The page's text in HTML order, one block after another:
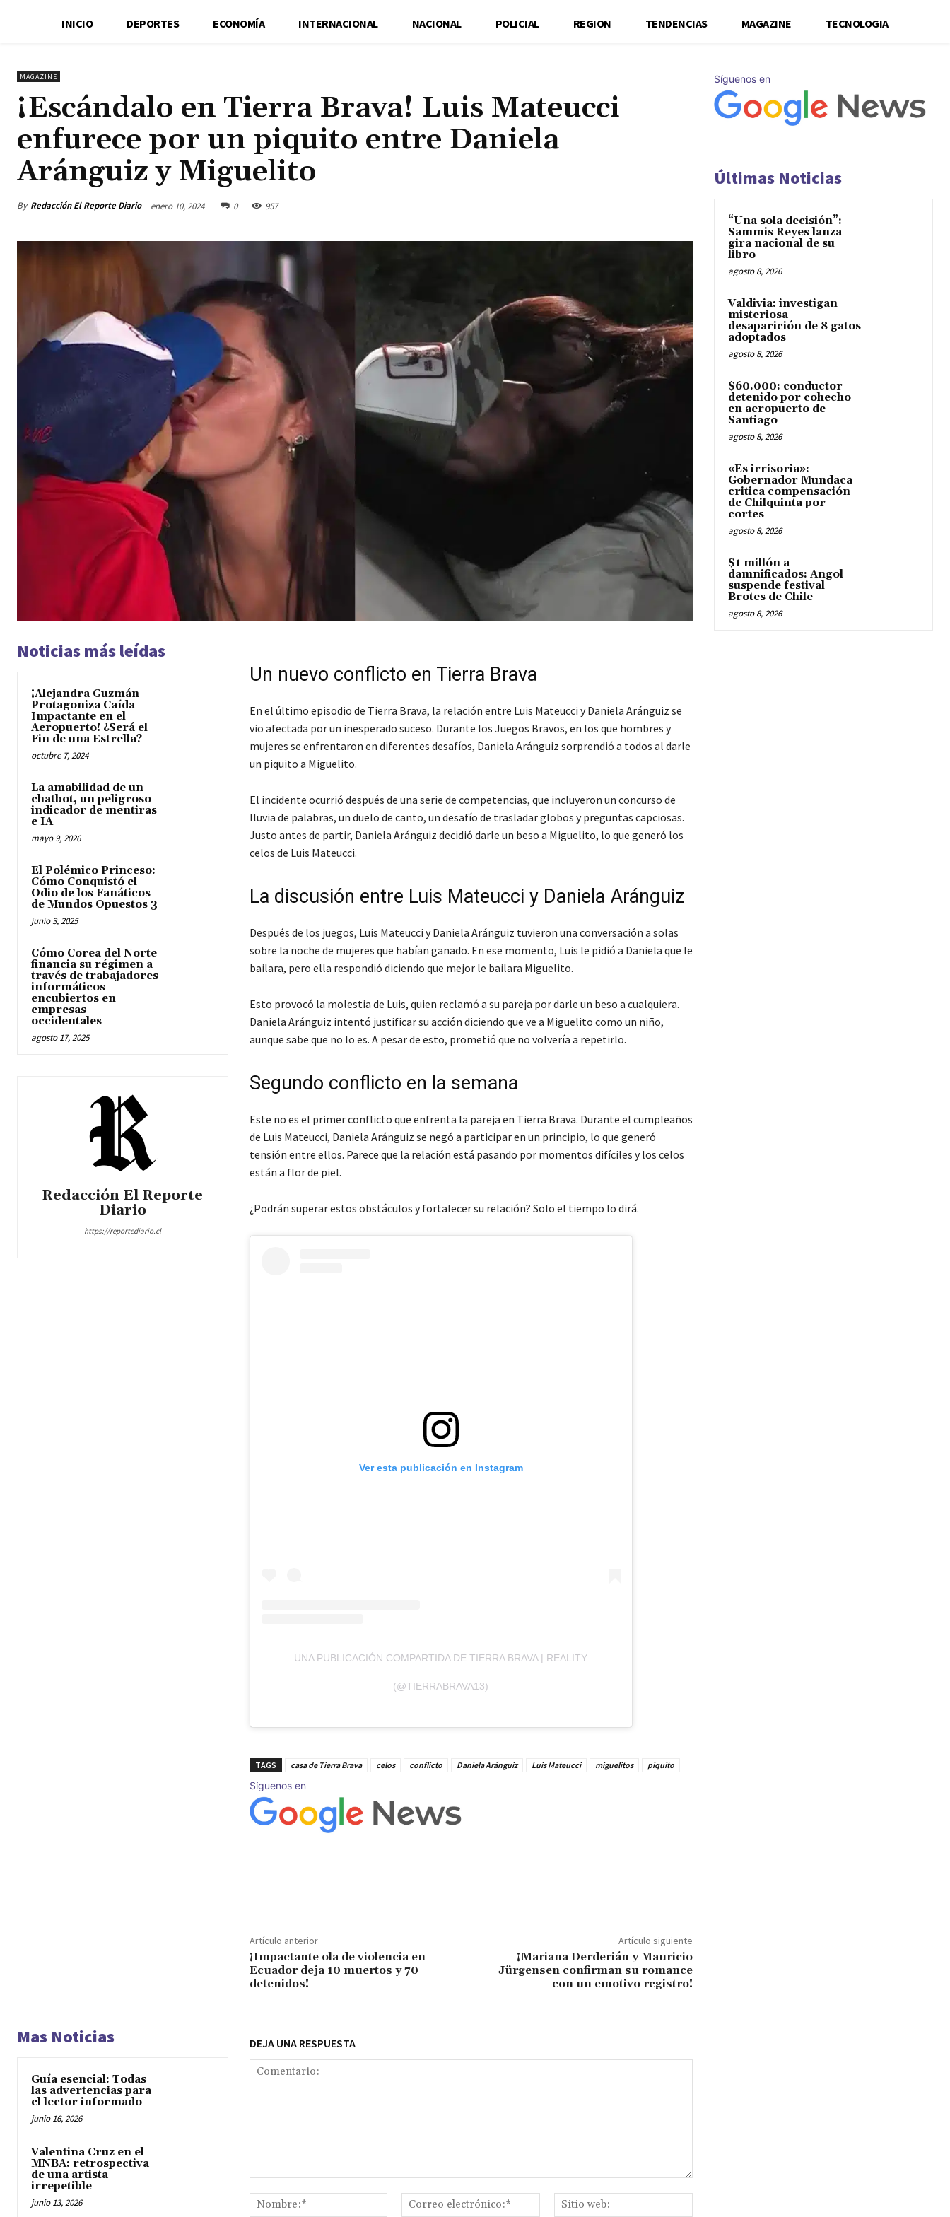
INICIO DEPORTES ECONOMÍA INTERNACIONAL NACIONAL POLICIAL REGION TENDENCIAS MAGAZINE TECNOLOGIA
MAGAZINE
¡Escándalo en Tierra Brava! Luis Mateucci
enfurece por un piquito entre Daniela
Aránguiz y Miguelito
By Redacción El Reporte Diario enero 10, 2024 0 957
Noticias más leídas
¡Alejandra Guzmán
Protagoniza Caída
Impactante en el
Aeropuerto! ¿Será el
Fin de una Estrella?
octubre 7, 2024
La amabilidad de un
chatbot, un peligroso
indicador de mentiras
e IA
mayo 9, 2026
El Polémico Princeso:
Cómo Conquistó el
Odio de los Fanáticos
de Mundos Opuestos 3
junio 3, 2025
Cómo Corea del Norte
financia su régimen a
través de trabajadores
informáticos
encubiertos en
empresas
occidentales
agosto 17, 2025
Redacción El Reporte
Diario
https://reportediario.cl
Un nuevo conflicto en Tierra Brava
En el último episodio de Tierra Brava, la relación entre Luis Mateucci y Daniela Aránguiz se
vio afectada por un inesperado suceso. Durante los Juegos Bravos, en los que hombres y
mujeres se enfrentaron en diferentes desafíos, Daniela Aránguiz sorprendió a todos al darle
un piquito a Miguelito.
El incidente ocurrió después de una serie de competencias, que incluyeron un concurso de
lluvia de palabras, un duelo de canto, un desafío de trasladar globos y preguntas capciosas.
Justo antes de partir, Daniela Aránguiz decidió darle un beso a Miguelito, lo que generó los
celos de Luis Mateucci.
La discusión entre Luis Mateucci y Daniela Aránguiz
Después de los juegos, Luis Mateucci y Daniela Aránguiz tuvieron una conversación a solas
sobre la noche de mujeres que habían ganado. En ese momento, Luis le pidió a Daniela que le
bailara, pero ella respondió diciendo que mejor le bailara Miguelito.
Esto provocó la molestia de Luis, quien reclamó a su pareja por darle un beso a cualquiera.
Daniela Aránguiz intentó justificar su acción diciendo que ve a Miguelito como un niño,
aunque sabe que no lo es. A pesar de esto, prometió que no volvería a repetirlo.
Segundo conflicto en la semana
Este no es el primer conflicto que enfrenta la pareja en Tierra Brava. Durante el cumpleaños
de Luis Mateucci, Daniela Aránguiz se negó a participar en un principio, lo que generó
tensión entre ellos. Parece que la relación está pasando por momentos difíciles y los celos
están a flor de piel.
¿Podrán superar estos obstáculos y fortalecer su relación? Solo el tiempo lo dirá.
Ver esta publicación en Instagram
UNA PUBLICACIÓN COMPARTIDA DE TIERRA BRAVA | REALITY
(@TIERRABRAVA13)
TAGS casa de Tierra Brava celos conflicto Daniela Aránguiz Luis Mateucci miguelitos piquito
Síguenos en
Artículo anterior
¡Impactante ola de violencia en
Ecuador deja 10 muertos y 70
detenidos!
Artículo siguiente
¡Mariana Derderián y Mauricio
Jürgensen confirman su romance
con un emotivo registro!
Mas Noticias
Guía esencial: Todas
las advertencias para
el lector informado
junio 16, 2026
Valentina Cruz en el
MNBA: retrospectiva
de una artista
irrepetible
junio 13, 2026
DEJA UNA RESPUESTA
Nombre:*
Correo
electrónico:*
web:
Síguenos en
Últimas Noticias
“Una sola decisión”:
Sammis Reyes lanza
gira nacional de su
libro
agosto 8, 2026
Valdivia: investigan
misteriosa
desaparición de 8 gatos
adoptados
agosto 8, 2026
$60.000: conductor
detenido por cohecho
en aeropuerto de
Santiago
agosto 8, 2026
«Es irrisoria»:
Gobernador Mundaca
critica compensación
de Chilquinta por
cortes
agosto 8, 2026
$1 millón a
damnificados: Angol
suspende festival
Brotes de Chile
agosto 8, 2026